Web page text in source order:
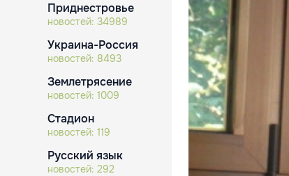
Приднестровье
новостей: 34989
Украина-Россия
новостей: 8493
Землетрясение
новостей: 1009
Стадион
новостей: 119
Русский язык
новостей: 292